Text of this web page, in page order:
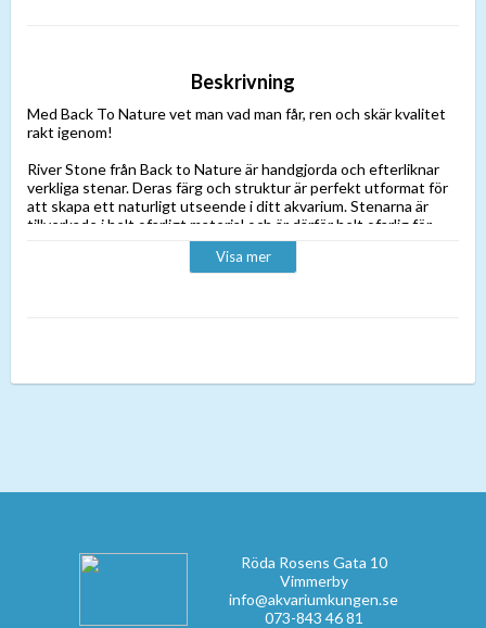
Beskrivning
Med Back To Nature vet man vad man får, ren och skär kvalitet
rakt igenom!
River Stone från Back to Nature är handgjorda och efterliknar
verkliga stenar. Deras färg och struktur är perfekt utformat för
att skapa ett naturligt utseende i ditt akvarium. Stenarna är
tillverkade i helt ofarligt material och är därför helt ofarlig för
Stenen är sjunkande och behöver därför inte limmas fast med
Visa mer
Röda Rosens Gata 10
Vimmerby
info@akvariumkungen.se
073-843 46 81